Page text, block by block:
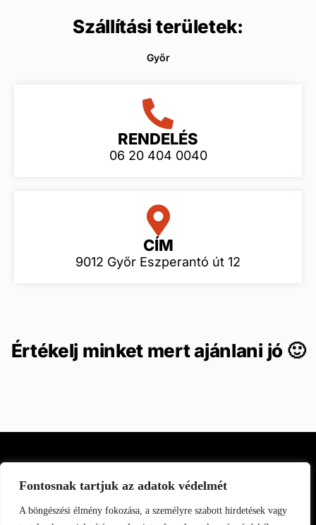
Fontosnak tartjuk az adatok védelmét
A böngészési élmény fokozása, a személyre szabott hirdetések vagy
Szállítási területek:
Győr
RENDELÉS
06 20 404 0040
CÍM
9012 Győr Eszperantó út 12
Értékelj minket mert ajánlani jó 🙂